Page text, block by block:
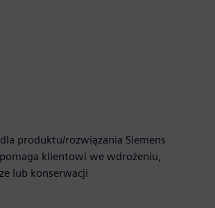
produktu/rozwiązania Siemens
klientowi we wdrożeniu,
lub konserwacji